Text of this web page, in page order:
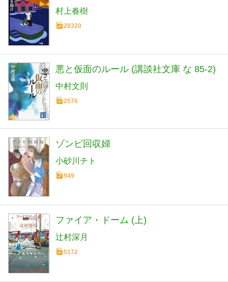
村上春樹
28320
悪と仮面のルール (講談社文庫 な 85-2)
中村文則
2576
ゾンビ回収婦
小砂川チト
949
ファイア・ドーム (上)
辻村深月
5172